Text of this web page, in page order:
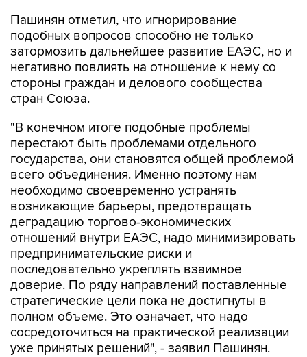
Пашинян отметил, что игнорирование
подобных вопросов способно не только
затормозить дальнейшее развитие ЕАЭС, но и
негативно повлиять на отношение к нему со
стороны граждан и делового сообщества
стран Союза.
"В конечном итоге подобные проблемы
перестают быть проблемами отдельного
государства, они становятся общей проблемой
всего объединения. Именно поэтому нам
необходимо своевременно устранять
возникающие барьеры, предотвращать
деградацию торгово-экономических
отношений внутри ЕАЭС, надо минимизировать
предпринимательские риски и
последовательно укреплять взаимное
доверие. По ряду направлений поставленные
стратегические цели пока не достигнуты в
полном объеме. Это означает, что надо
сосредоточиться на практической реализации
уже принятых решений", - заявил Пашинян.